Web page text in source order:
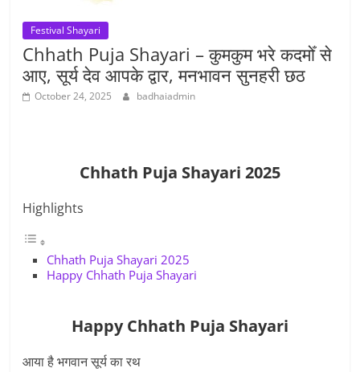
Festival Shayari
Chhath Puja Shayari – कुमकुम भरे कदमोँ से
आए, सूर्य देव आपके द्वार, मनभावन सुनहरी छठ
October 24, 2025 badhaiadmin
Chhath Puja Shayari 2025
Highlights
Chhath Puja Shayari 2025
Happy Chhath Puja Shayari
Happy Chhath Puja Shayari
आया है भगवान सूर्य का रथ